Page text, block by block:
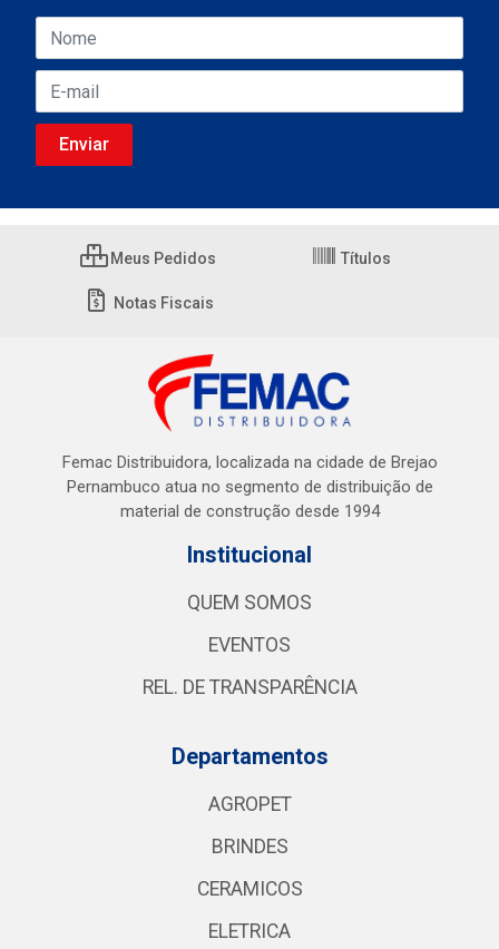
Meus Pedidos Títulos
Notas Fiscais
Femac Distribuidora, localizada na cidade de Brejao
Pernambuco atua no segmento de distribuição de
material de construção desde 1994
Institucional
QUEM SOMOS
EVENTOS
REL. DE TRANSPARÊNCIA
Departamentos
AGROPET
BRINDES
CERAMICOS
ELETRICA